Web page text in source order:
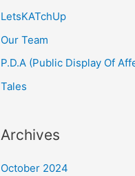
LetsKATchUp
Our Team
P.D.A (Public Display Of
Tales
Archives
October 2024